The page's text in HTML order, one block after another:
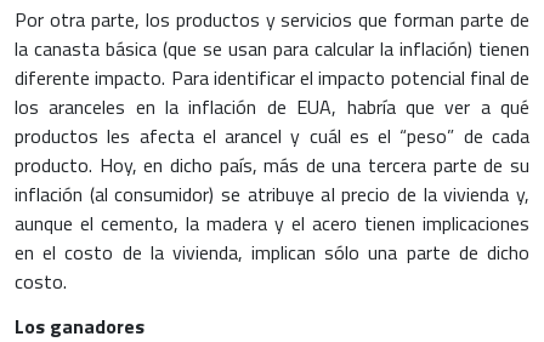
Por otra parte, los productos y servicios que forman parte de
la canasta básica (que se usan para calcular la inflación) tienen
diferente impacto. Para identificar el impacto potencial final de
los aranceles en la inflación de EUA, habría que ver a qué
productos les afecta el arancel y cuál es el “peso” de cada
producto. Hoy, en dicho país, más de una tercera parte de su
inflación (al consumidor) se atribuye al precio de la vivienda y,
aunque el cemento, la madera y el acero tienen implicaciones
en el costo de la vivienda, implican sólo una parte de dicho
costo.
Los ganadores